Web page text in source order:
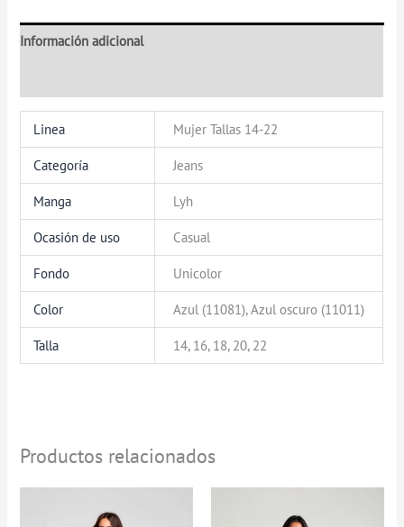
Información adicional
Linea Mujer Tallas 14-22
Categoría Jeans
Manga Lyh
Ocasión de uso Casual
Fondo Unicolor
Color Azul (11081), Azul oscuro (11011)
Talla 14, 16, 18, 20, 22
Productos relacionados